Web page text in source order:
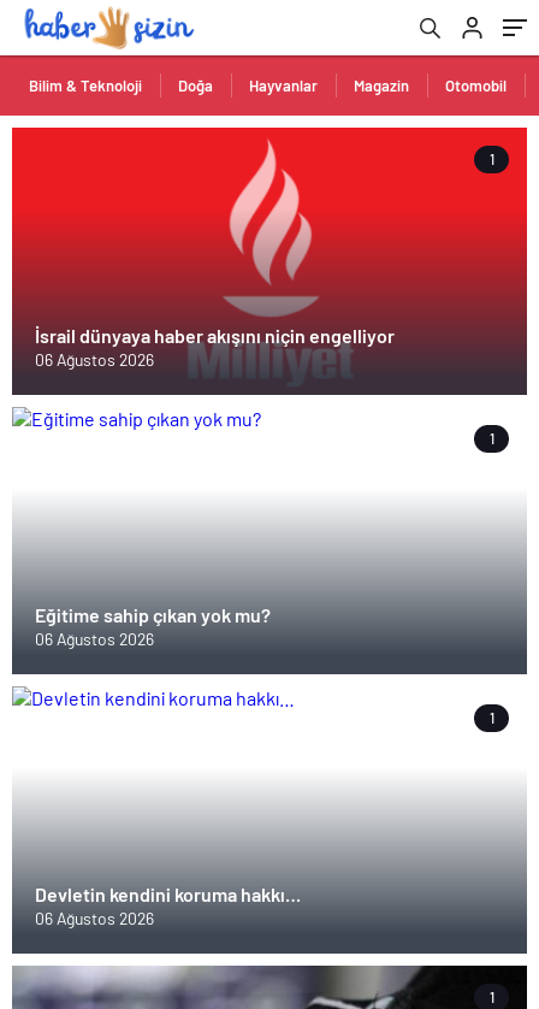
Bilim & Teknoloji Doğa Hayvanlar Magazin Otomobil
1
İsrail dünyaya haber akışını niçin engelliyor
06 Ağustos 2026
1
Eğitime sahip çıkan yok mu?
06 Ağustos 2026
1
Devletin kendini koruma hakkı…
06 Ağustos 2026
1